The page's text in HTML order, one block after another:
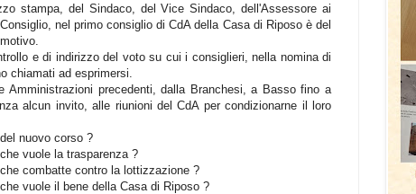
stampa, del Sindaco, del Vice Sindaco, dell'Assessore ai
nel primo consiglio di CdA della Casa di Riposo è del
e di indirizzo del voto su cui i consiglieri, nella nomina di
chiamati ad esprimersi.
Amministrazioni precedenti, dalla Branchesi, a Basso fino a
alcun invito, alle riunioni del CdA per condizionarne il loro
nuovo corso ?
vuole la trasparenza ?
combatte contro la lottizzazione ?
vuole il bene della Casa di Riposo ?